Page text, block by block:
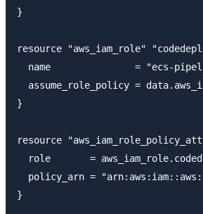
}
resource "aws_iam_role"
name               = "ecs-
assume_role_policy =
}
resource
role       =
policy_arn =
}